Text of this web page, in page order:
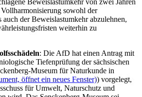
sowohl der
der Beweislastumkehr abzulehnen,
weiterhin zu
: Die AfD hat einen Antrag mit
Tiefenprüfung der sächsischen
Museum für Naturkunde in
öffnet ein neues Fenster)) vorgelegt,
für Umwelt, Naturschutz und